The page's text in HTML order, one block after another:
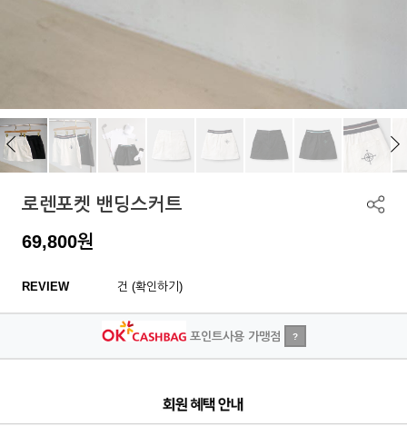
로렌포켓 밴딩스커트
69,800원
REVIEW 건 (확인하기)
포인트사용 가맹점 ?